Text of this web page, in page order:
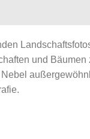
und